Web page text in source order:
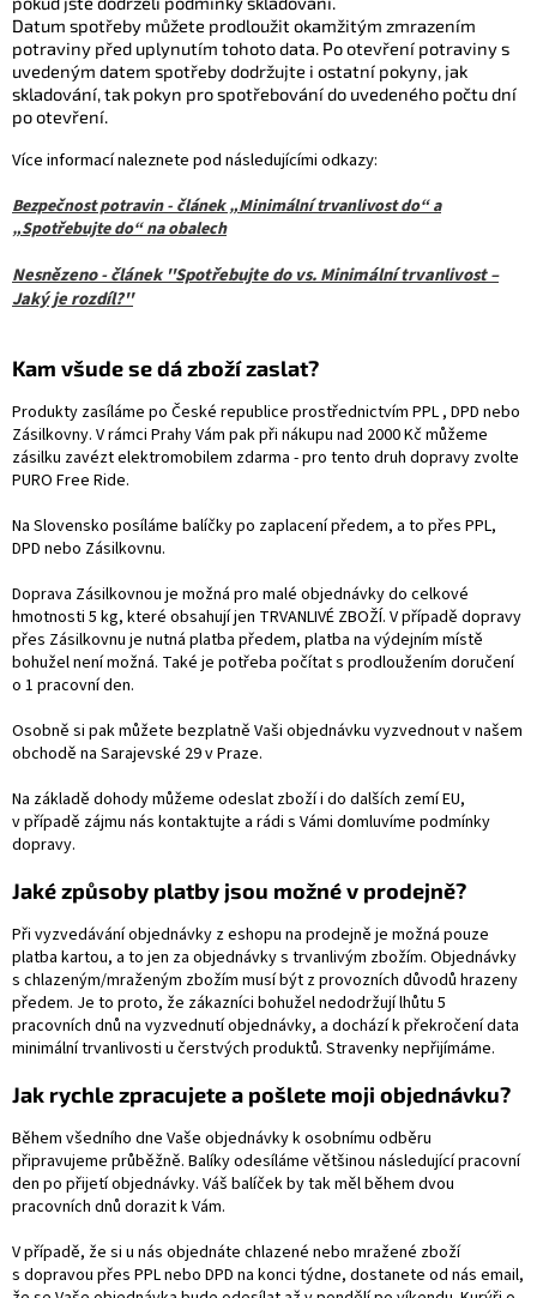
Datum spotřeby můžete prodloužit okamžitým zmrazením
potraviny před uplynutím tohoto data. Po otevření potraviny s
uvedeným datem spotřeby dodržujte i ostatní pokyny, jak
skladování, tak pokyn pro spotřebování do uvedeného počtu dní
po otevření.
Více informací naleznete pod následujícími odkazy:
Bezpečnost potravin - článek „Minimální trvanlivost do“ a
„Spotřebujte do“ na obalech
Nesnězeno - článek ''Spotřebujte do vs. Minimální trvanlivost –
Jaký je rozdíl?''
Kam všude se dá zboží zaslat?
Produkty zasíláme po České republice prostřednictvím PPL , DPD nebo
Zásilkovny. V rámci Prahy Vám pak při nákupu nad 2000 Kč můžeme
zásilku zavézt elektromobilem zdarma - pro tento druh dopravy zvolte
PURO Free Ride.
Na Slovensko posíláme balíčky po zaplacení předem, a to přes PPL,
DPD nebo Zásilkovnu.
Doprava Zásilkovnou je možná pro malé objednávky do celkové
hmotnosti 5 kg, které obsahují jen TRVANLIVÉ ZBOŽÍ. V případě dopravy
přes Zásilkovnu je nutná platba předem, platba na výdejním místě
bohužel není možná. Také je potřeba počítat s prodloužením doručení
o 1 pracovní den.
Osobně si pak můžete bezplatně Vaši objednávku vyzvednout v našem
obchodě na Sarajevské 29 v Praze.
Na základě dohody můžeme odeslat zboží i do dalších zemí EU,
v případě zájmu nás kontaktujte a rádi s Vámi domluvíme podmínky
dopravy.
Jaké způsoby platby jsou možné v prodejně?
Při vyzvedávání objednávky z eshopu na prodejně je možná pouze
platba kartou, a to jen za objednávky s trvanlivým zbožím. Objednávky
s chlazeným/mraženým zbožím musí být z provozních důvodů hrazeny
předem. Je to proto, že zákazníci bohužel nedodržují lhůtu 5
pracovních dnů na vyzvednutí objednávky, a dochází k překročení data
minimální trvanlivosti u čerstvých produktů. Stravenky nepřijímáme.
Jak rychle zpracujete a pošlete moji objednávku?
Během všedního dne Vaše objednávky k osobnímu odběru
připravujeme průběžně. Balíky odesíláme většinou následující pracovní
den po přijetí objednávky. Váš balíček by tak měl během dvou
pracovních dnů dorazit k Vám.
V případě, že si u nás objednáte chlazené nebo mražené zboží
s dopravou přes PPL nebo DPD na konci týdne, dostanete od nás email,